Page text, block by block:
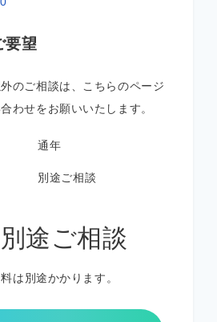
要望
のご相談は、こちらのページ
わせをお願いいたします。
通年
別途ご相談
別途ご相談
は別途かかります。